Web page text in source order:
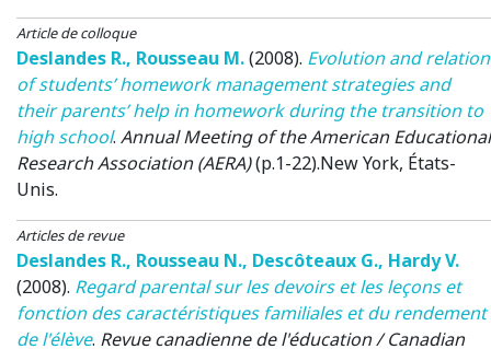
Article de colloque
Deslandes R., Rousseau M.(2008). Evolution and relation
of students’ homework management strategies and
their parents’ help in homework during the transition to
high school. Annual Meeting of the American Educational
Research Association (AERA)(p.1-22).New York, États-
Unis.
Articles de revue
Deslandes R., Rousseau N., Descôteaux G., Hardy V.
(2008). Regard parental sur les devoirs et les leçons et
fonction des caractéristiques familiales et du rendement
de l'élève. Revue canadienne de l'éducation / Canadian